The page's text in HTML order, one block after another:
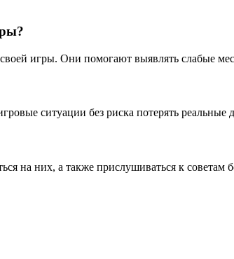
игры. Они помогают выявлять слабые
ситуации без риска потерять реальные
на них, а также прислушиваться к